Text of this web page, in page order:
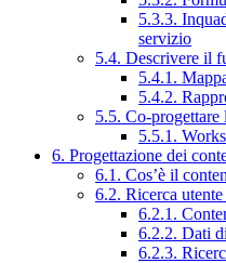
5.3.3.
servizio
5.4. Descrivere il
5.4.1.
5.4.2.
5.5. Co-progettare
5.5.1.
6. Progettazione dei
6.1. Cos’è il
6.2. Ricerca
6.2.1.
6.2.2. Dati
6.2.3.